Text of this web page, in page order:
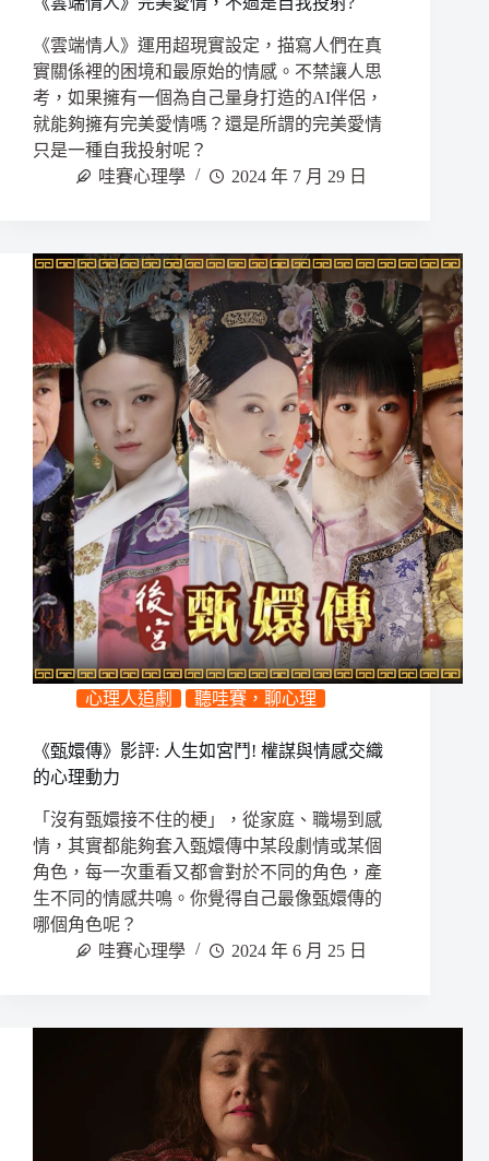
《雲端情人》運用超現實設定，描寫人們在真
實關係裡的困境和最原始的情感。不禁讓人思
考，如果擁有一個為自己量身打造的AI伴侶，
就能夠擁有完美愛情嗎？還是所謂的完美愛情
只是一種自我投射呢？
哇賽心理學
2024 年 7 月 29 日
心理人追劇 聽哇賽，聊心理
《甄嬛傳》影評: 人生如宮鬥! 權謀與情感交織
的心理動力
「沒有甄嬛接不住的梗」，從家庭、職場到感
情，其實都能夠套入甄嬛傳中某段劇情或某個
角色，每一次重看又都會對於不同的角色，產
生不同的情感共鳴。你覺得自己最像甄嬛傳的
哪個角色呢？
哇賽心理學
2024 年 6 月 25 日